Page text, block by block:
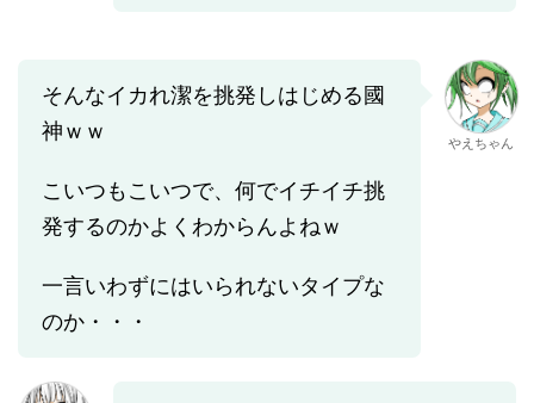
そんなイカれ潔を挑発しはじめる國
神ｗｗ
こいつもこいつで、何でイチイチ挑
発するのかよくわからんよねｗ
一言いわずにはいられないタイプな
のか・・・
やえちゃん